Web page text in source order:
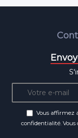
Vous affirmez
confidentialité.